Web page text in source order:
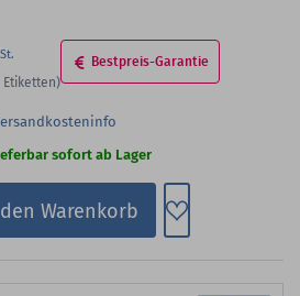
Etiketten)
Bestpreis-Garantie
sofort ab Lager
Warenkorb Zum